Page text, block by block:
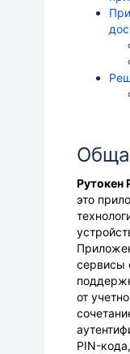
Рутокен
это
сервисы
от
PIN-